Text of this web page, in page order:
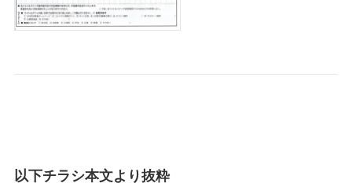
以下チラシ本文より抜粋